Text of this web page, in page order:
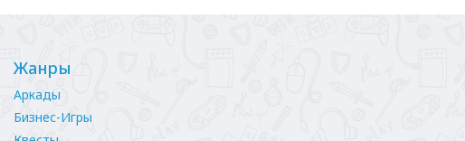
Жанры
Аркады
Бизнес-Игры